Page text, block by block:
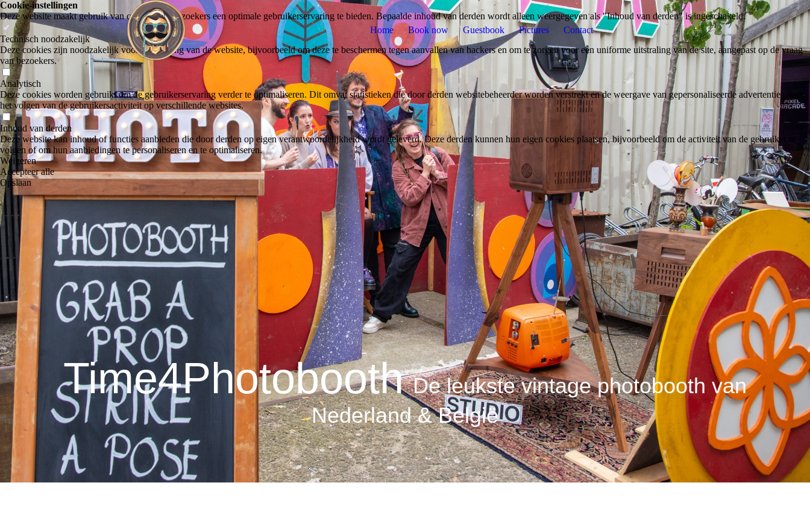
Home Book now Guestbook Pictures Contact
Time4Photobooth De leukste vintage photobooth van
Nederland & België
Cookie-instellingen
Deze website maakt gebruik van cookies om bezoekers een optimale gebruikerservaring te bieden. Bepaalde inhoud van derden wordt alleen weergegeven als "Inhoud van derden" is ingeschakeld.
Technisch noodzakelijk
Deze cookies zijn noodzakelijk voor de werking van de website, bijvoorbeeld om deze te beschermen tegen aanvallen van hackers en om te zorgen voor een uniforme uitstraling van de site, aangepast op de vraag
van bezoekers.
Analytisch
Deze cookies worden gebruikt om de gebruikerservaring verder te optimaliseren. Dit omvat statistieken die door derden websitebeheerder worden verstrekt en de weergave van gepersonaliseerde advertenties door
het volgen van de gebruikersactiviteit op verschillende websites.
Inhoud van derden
Deze website kan inhoud of functies aanbieden die door derden op eigen verantwoordelijkheid wordt geleverd. Deze derden kunnen hun eigen cookies plaatsen, bijvoorbeeld om de activiteit van de gebruiker te
volgen of om hun aanbiedingen te personaliseren en te optimaliseren.
Weigeren
Accepteer alle
Opslaan